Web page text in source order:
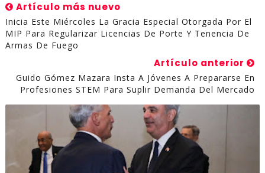
Artículo más nuevo
Inicia Este Miércoles La Gracia Especial Otorgada Por El
MIP Para Regularizar Licencias De Porte Y Tenencia De
Armas De Fuego
Artículo anterior
Guido Gómez Mazara Insta A Jóvenes A Prepararse En
Profesiones STEM Para Suplir Demanda Del Mercado